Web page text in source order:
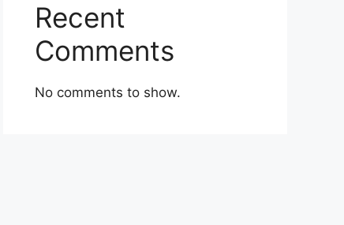
Recent
Comments
No comments to show.